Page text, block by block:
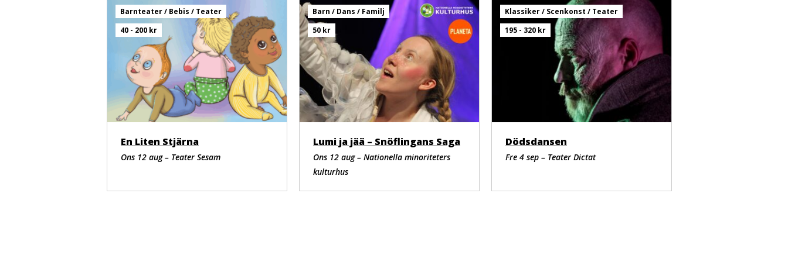
Barnteater / Bebis / Teater
40 - 200 kr
En Liten Stjärna
Ons 12 aug – Teater Sesam
Barn / Dans / Familj
50 kr
Lumi ja jää – Snöflingans Saga
Ons 12 aug – Nationella minoriteters
kulturhus
Klassiker / Scenkonst / Teater
195 - 320 kr
Dödsdansen
Fre 4 sep – Teater Dictat